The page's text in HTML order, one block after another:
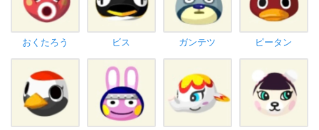
おくたろう ビス ガンテツ ピータン